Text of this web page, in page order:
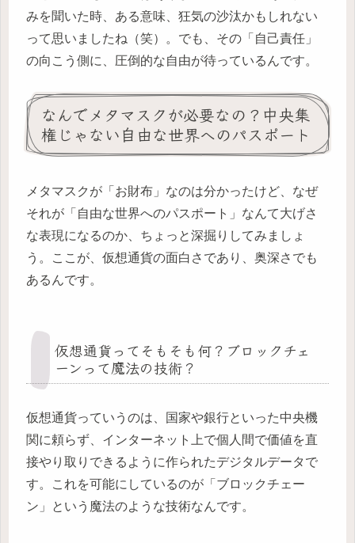
みを聞いた時、ある意味、狂気の沙汰かもしれない
って思いましたね（笑）。でも、その「自己責任」
の向こう側に、圧倒的な自由が待っているんです。
なんでメタマスクが必要なの？中央集
権じゃない自由な世界へのパスポート
メタマスクが「お財布」なのは分かったけど、なぜ
それが「自由な世界へのパスポート」なんて大げさ
な表現になるのか、ちょっと深掘りしてみましょ
う。ここが、仮想通貨の面白さであり、奥深さでも
あるんです。
仮想通貨ってそもそも何？ブロックチェ
ーンって魔法の技術？
仮想通貨っていうのは、国家や銀行といった中央機
関に頼らず、インターネット上で個人間で価値を直
接やり取りできるように作られたデジタルデータで
す。これを可能にしているのが「ブロックチェー
ン」という魔法のような技術なんです。